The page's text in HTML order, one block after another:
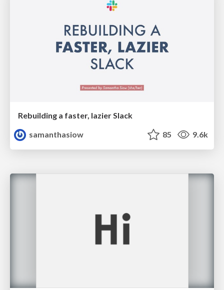
Rebuilding a faster, lazier Slack
samanthasiow
85 9.6k